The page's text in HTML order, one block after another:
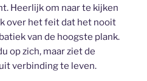
Heerlijk om naar te kijken
over het feit dat het nooit
van de hoogste plank.
op zich, maar ziet de
verbinding te leven.